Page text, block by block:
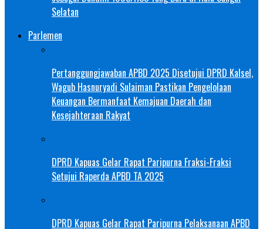
Selatan
Parlemen
Pertanggungjawaban APBD 2025 Disetujui DPRD Kalsel,
Wagub Hasnuryadi Sulaiman Pastikan Pengelolaan
Keuangan Bermanfaat Kemajuan Daerah dan
Kesejahteraan Rakyat
DPRD Kapuas Gelar Rapat Paripurna Fraksi-Fraksi
Setujui Raperda APBD TA 2025
DPRD Kapuas Gelar Rapat Paripurna Pelaksanaan APBD